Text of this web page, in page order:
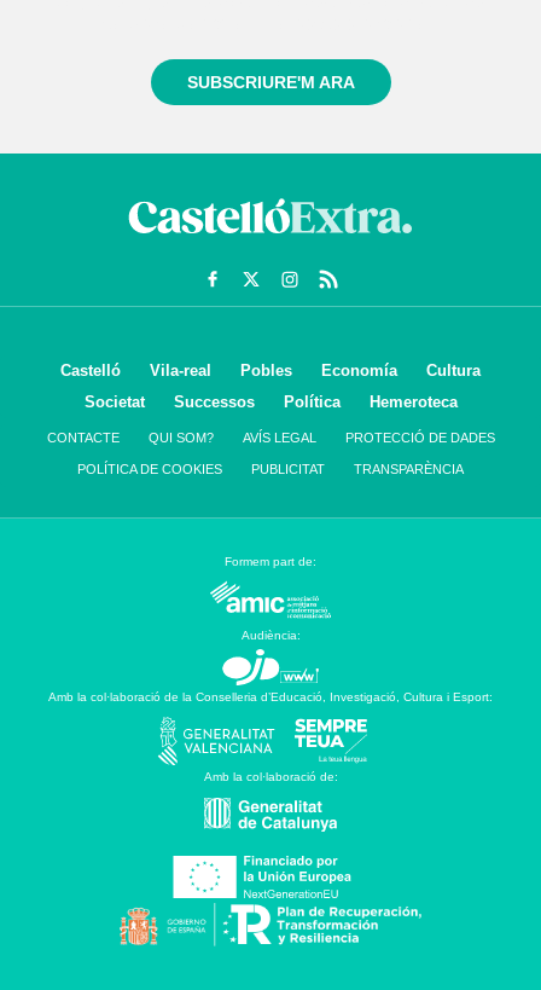
SUBSCRIURE'M ARA
Castelló Vila-real Pobles Economía
Cultura
Societat
Successos Política Hemeroteca
CONTACTE QUI SOM? AVÍS LEGAL PROTECCIÓ DE DADES
POLÍTICA DE COOKIES PUBLICITAT TRANSPARÈNCIA
Formem part de:
Audiència:
Amb la col·laboració de la Conselleria d’Educació, Investigació, Cultura i Esport:
Amb la col·laboració de: